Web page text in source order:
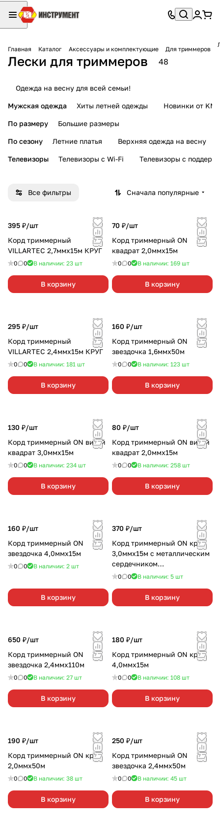
Главная Каталог Аксессуары и комплектующие Для триммеров
Лески для триммеров 48
Одежда на весну для всей семьи!
Мужская одежда Хиты летней одежды Новинки от KMI
По размеру Большие размеры
По сезону Летние платья Верхняя одежда на весну
Телевизоры Телевизоры с Wi-Fi Телевизоры с
Все фильтры Сначала популярные
395 ₽/шт
Корд триммерный
VILLARTEC 2,7ммх15м КРУГ
0 0 В наличии: 23 шт
В корзину
70 ₽/шт
Корд триммерный ON
квадрат 2,0ммх15м
0 0 В наличии: 169 шт
В корзину
295 ₽/шт
Корд триммерный
VILLARTEC 2,4ммх15м КРУГ
0 0 В наличии: 181 шт
В корзину
160 ₽/шт
Корд триммерный ON
звездочка 1,6ммх50м
0 0 В наличии: 123 шт
В корзину
130 ₽/шт
Корд триммерный ON витой
квадрат 3,0ммх15м
0 0 В наличии: 234 шт
В корзину
80 ₽/шт
Корд триммерный ON витой
квадрат 2,0ммх15м
0 0 В наличии: 258 шт
В корзину
160 ₽/шт
Корд триммерный ON
звездочка 4,0ммх15м
0 0 В наличии: 2 шт
В корзину
370 ₽/шт
Корд триммерный ON круг
3,0ммх15м с металлическим
сердечником
(армированный)
0 0 В наличии: 5 шт
В корзину
650 ₽/шт
Корд триммерный ON
звездочка 2,4ммх110м
0 0 В наличии: 27 шт
В корзину
180 ₽/шт
Корд триммерный ON круг
4,0ммх15м
0 0 В наличии: 108 шт
В корзину
190 ₽/шт
Корд триммерный ON круг
2,0ммх50м
0 0 В наличии: 38 шт
В корзину
250 ₽/шт
Корд триммерный ON
звездочка 2,4ммх50м
0 0 В наличии: 45 шт
В корзину